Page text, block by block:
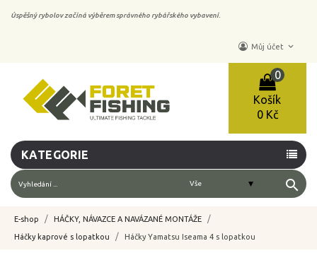
Úspěšný rybolov začíná výběrem správného rybářského vybavení.
Můj účet keyboard_arrow_down
Košík
0
0 Kč
KATEGORIE
search
E-shop HÁČKY, NÁVAZCE A NAVÁZANÉ MONTÁŽE
Háčky kaprové s lopatkou Háčky Yamatsu Iseama 4 s lopatkou